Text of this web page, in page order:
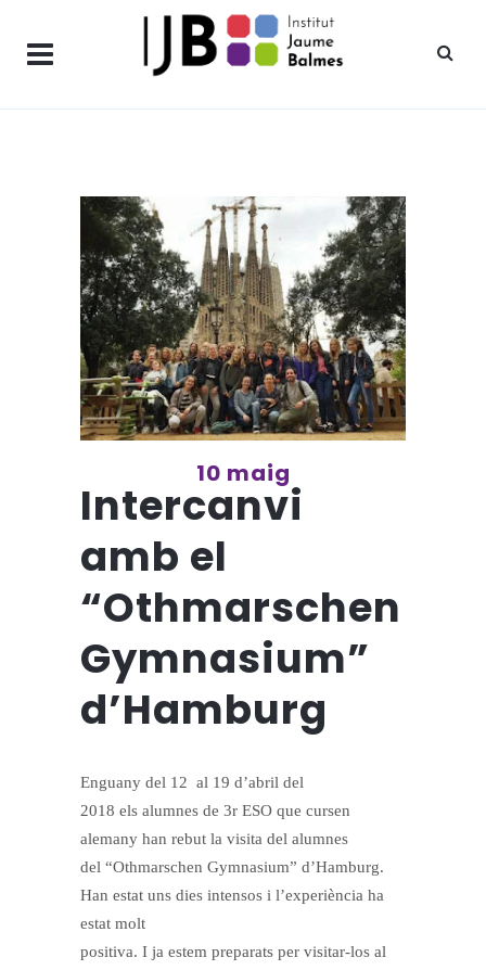
10 maig
Intercanvi
amb el
“Othmarschen
Gymnasium”
d’Hamburg
Enguany del 12 al 19 d’abril del
2018 els alumnes de 3r ESO que cursen
alemany han rebut la visita del alumnes
del “Othmarschen Gymnasium” d’Hamburg.
Han estat uns dies intensos i l’experiència ha
estat molt
positiva. I ja estem preparats per visitar-los al